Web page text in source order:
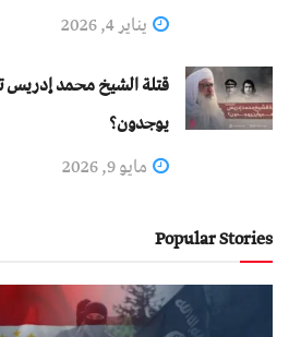
يناير 4, 2026
قتلة الشيخ محمد إدريس
يوجدون؟
مايو 9, 2026
Popular Stories